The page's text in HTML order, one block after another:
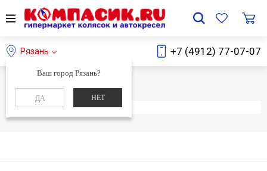
Рязань
Ваш город Рязань?
ДА НЕТ
+7 (4912) 77-07-07
Главная Каталог
Элемент не найден